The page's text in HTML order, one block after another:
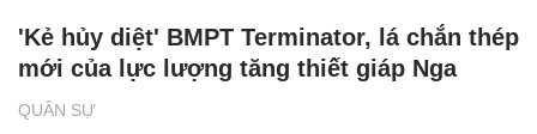
QUÂN SỰ
'Kẻ hủy diệt' BMPT Terminator, lá chắn thép
mới của lực lượng tăng thiết giáp Nga